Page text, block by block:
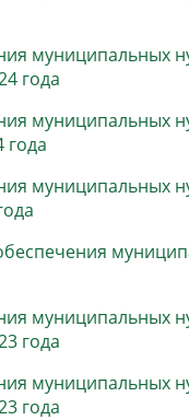
муниципальных
года
муниципальных
года
муниципальных
муниципальных
года
муниципальных
года